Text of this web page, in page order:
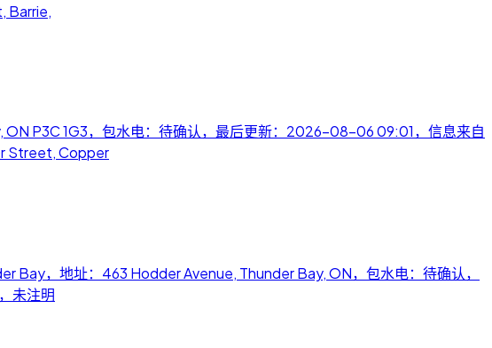
Barrie,
P3C 1G3，包水电：待确认，最后更新：2026-08-06 09:01，信息来自
Street, Copper
，地址：463 Hodder Avenue, Thunder Bay, ON，包水电：待确认，
未注明